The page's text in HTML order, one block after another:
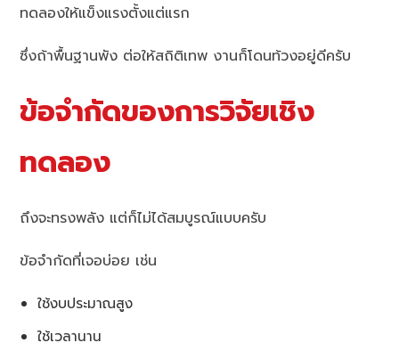
ทดลองให้แข็งแรงตั้งแต่แรก
ซึ่งถ้าพื้นฐานพัง ต่อให้สถิติเทพ งานก็โดนท้วงอยู่ดีครับ
ข้อจำกัดของการวิจัยเชิง
ทดลอง
ถึงจะทรงพลัง แต่ก็ไม่ได้สมบูรณ์แบบครับ
ข้อจำกัดที่เจอบ่อย เช่น
ใช้งบประมาณสูง
ใช้เวลานาน